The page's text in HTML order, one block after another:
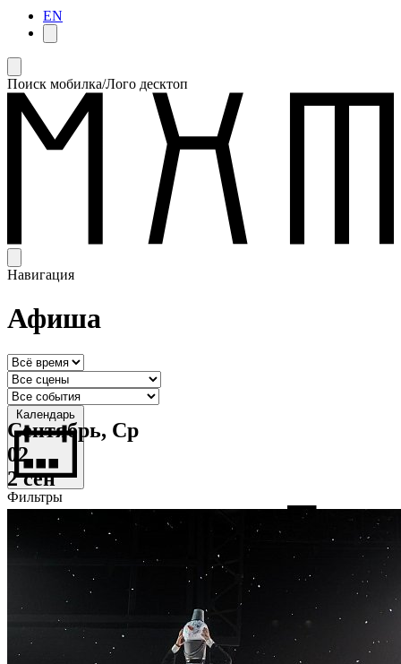
EN
Поиск мобилка/Лого десктоп
Навигация
Афиша
Календарь
Фильтры
Сентябрь, Ср
02
2 сен